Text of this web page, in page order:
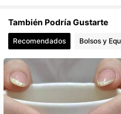
4,92
69K
También Podría Gustarte
Recomendados Bolsos y